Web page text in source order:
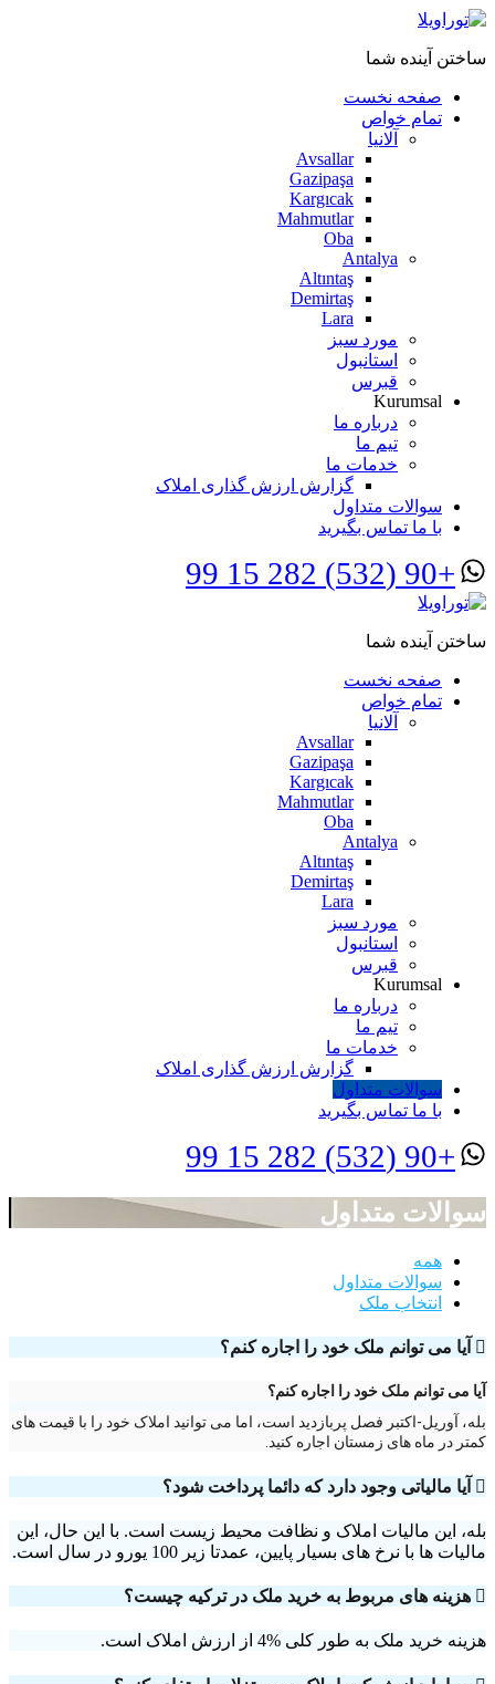
ساختن آینده شما
صفحه نخست
تمام خواص
آلانیا
Avsallar
Gazipaşa
Kargıcak
Mahmutlar
Oba
Antalya
Altıntaş
Demirtaş
Lara
مورد سبز
استانبول
قبرس
Kurumsal
درباره ما
تیم ما
خدمات ما
گزارش ارزش گذاری املاک
سوالات متداول
با ما تماس بگیرید
+90 (532) 282 15 99
ساختن آینده شما
صفحه نخست
تمام خواص
آلانیا
Avsallar
Gazipaşa
Kargıcak
Mahmutlar
Oba
Antalya
Altıntaş
Demirtaş
Lara
مورد سبز
استانبول
قبرس
Kurumsal
درباره ما
تیم ما
خدمات ما
گزارش ارزش گذاری املاک
سوالات متداول
با ما تماس بگیرید
+90 (532) 282 15 99
سوالات متداول
همه
سوالات متداول
انتخاب ملک
آیا می توانم ملک خود را اجاره کنم؟
آیا می توانم ملک خود را اجاره کنم؟
بله، آوریل-اکتبر فصل پربازدید است، اما می توانید املاک خود را با قیمت های
کمتر در ماه های زمستان اجاره کنید.
آیا مالیاتی وجود دارد که دائما پرداخت شود؟
بله، این مالیات املاک و نظافت محیط زیست است. با این حال، این
مالیات ها با نرخ های بسیار پایین، عمدتا زیر 100 یورو در سال است.
هزینه های مربوط به خرید ملک در ترکیه چیست؟
هزینه خرید ملک به طور کلی %4 از ارزش املاک است.